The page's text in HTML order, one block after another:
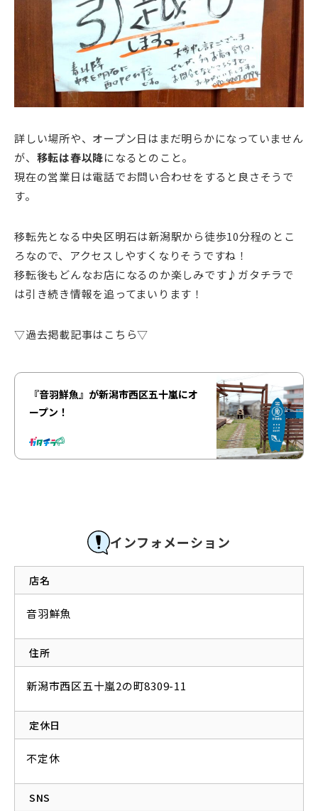
詳しい場所や、オープン日はまだ明らかになっていません
が、 移転は春以降になるとのこと。
現在の営業日は電話でお問い合わせをすると良さそうで
す。
移転先となる中央区明石は新潟駅から徒歩10分程のとこ
ろなので、アクセスしやすくなりそうですね！
移転後もどんなお店になるのか楽しみです♪ガタチラで
は引き続き情報を追ってまいります！
▽過去掲載記事はこちら▽
『音羽鮮魚』が新潟市西区五十嵐にオ
ープン！
インフォメーション
店名
音羽鮮魚
住所
新潟市西区五十嵐2の町8309-11
定休日
不定休
SNS